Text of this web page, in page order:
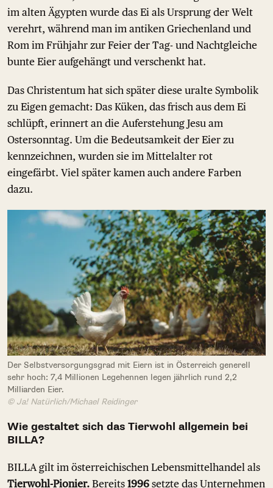
im alten Ägypten wurde das Ei als Ursprung der Welt
verehrt, während man im antiken Griechenland und
Rom im Frühjahr zur Feier der Tag- und Nachtgleiche
bunte Eier aufgehängt und verschenkt hat.
Das Christentum hat sich später diese uralte Symbolik
zu Eigen gemacht: Das Küken, das frisch aus dem Ei
schlüpft, erinnert an die Auferstehung Jesu am
Ostersonntag. Um die Bedeutsamkeit der Eier zu
kennzeichnen, wurden sie im Mittelalter rot
eingefärbt. Viel später kamen auch andere Farben
dazu.
Der Selbstversorgungsgrad mit Eiern ist in Österreich generell
sehr hoch: 7,4 Millionen Legehennen legen jährlich rund 2,2
Milliarden Eier.
© Ja! Natürlich/Michael Reidinger
Wie gestaltet sich das Tierwohl allgemein bei
BILLA?
BILLA gilt im österreichischen Lebensmittelhandel als
Tierwohl-Pionier. Bereits 1996 setzte das Unternehmen